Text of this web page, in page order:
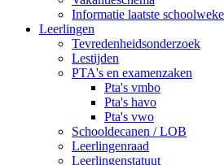
Informatie laatste
Leerlingen
Tevredenheidsonderzoek
Lestijden
PTA's en examenzaken
Pta's vmbo
Pta's havo
Pta's vwo
Schooldecanen / LOB
Leerlingenraad
Leerlingenstatuut